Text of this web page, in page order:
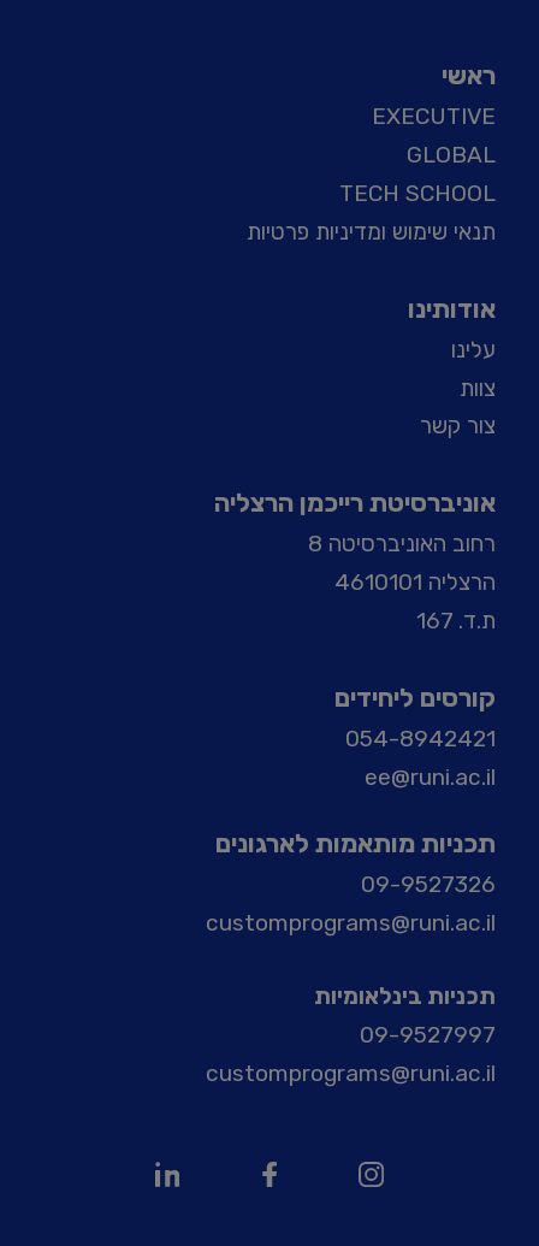
ראשי
EXECUTIVE
GLOBAL
TECH SCHOOL
תנאי שימוש ומדיניות פרטיות
אודותינו
עלינו
צוות
צור קשר
אוניברסיטת רייכמן הרצליה
רחוב האוניברסיטה 8
הרצליה 4610101
ת.ד. 167
קורסים ליחידים
054-8942421
ee@runi.ac.il
תכניות מותאמות לארגונים
09-9527326
customprograms@runi.ac.il
תכניות בינלאומיות
09-9527997
customprograms@runi.ac.il